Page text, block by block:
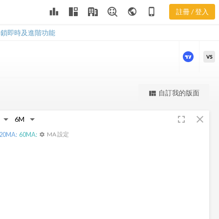
leaderboard public phone_iphone 註冊 / 登入
即時及進階功能
力券商
更強大的進階價量圖表
VS
view_quilt 自訂我的版面
fullscreen close
20MA: 60MA: settings MA 設定